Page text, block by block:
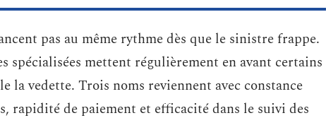
pas au même rythme dès que le sinistre frappe.
spécialisées mettent régulièrement en avant certains
la vedette. Trois noms reviennent avec constance
rapidité de paiement et efficacité dans le suivi des